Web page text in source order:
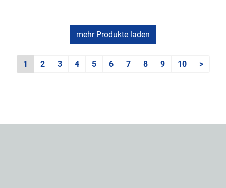
mehr Produkte laden
1 2 3 4 5 6 7 8 9 10 >